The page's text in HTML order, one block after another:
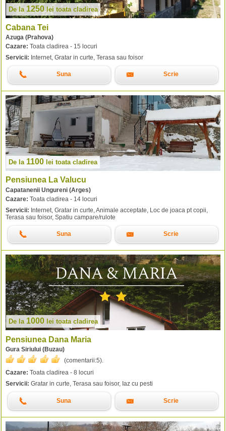
De la1250lei toata cladirea
Cabana Tei
Azuga (Prahova)
Cazare: Toata cladirea - 15 locuri
Servicii: Internet, Gratar in curte, Terasa sau foisor
Suna Scrie
De la 1100 lei toata cladirea
Pensiunea La Valucu
Capatanenii Ungureni (Arges)
Cazare: Toata cladirea - 14 locuri
Servicii: Internet, Gratar in curte, Animale acceptate, Loc de joaca pt copii,
Terasa sau foisor, Spatiu campare/rulote
Suna Scrie
De la 1000 lei toata cladirea
Pensiunea Dana Maria
Gura Siriului (Buzau)
(comentarii:5).
Cazare: Toata cladirea - 8 locuri
Servicii: Gratar in curte, Terasa sau foisor, Iaz cu pesti
Suna Scrie